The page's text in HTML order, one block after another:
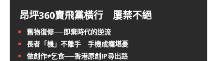
昂坪360賣飛黨橫行 屢禁不絕
舊物復修──即棄時代的逆流
長者「機」不離手 手機成癮堪憂
做創作≠乞食──香港原創IP尋出路